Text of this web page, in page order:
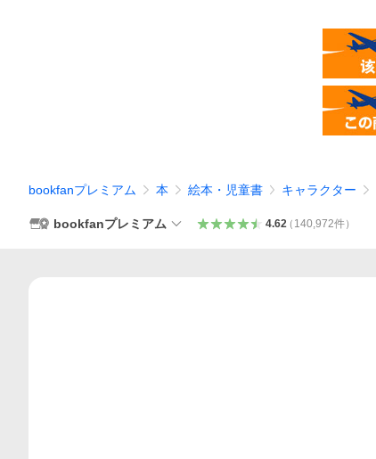
bookfanプレミアム 本 絵本・児童書 キャラクター
bookfanプレミアム 4.62（ 140,972件）